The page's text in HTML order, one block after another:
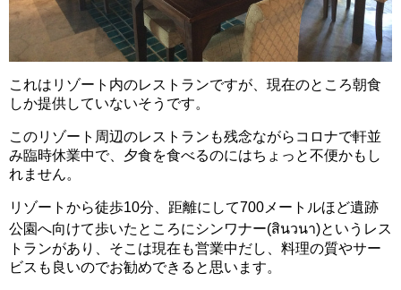
これはリゾート内のレストランですが、現在のところ朝食
しか提供していないそうです。
このリゾート周辺のレストランも残念ながらコロナで軒並
み臨時休業中で、夕食を食べるのにはちょっと不便かもし
れません。
リゾートから徒歩10分、距離にして700メートルほど遺跡
公園へ向けて歩いたところにシンワナー(สินวนา)というレス
トランがあり、そこは現在も営業中だし、料理の質やサー
ビスも良いのでお勧めできると思います。